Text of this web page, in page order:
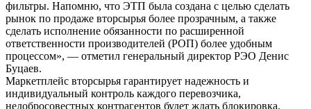
фильтры. Напомню, что ЭТП была создана с целью сделать
рынок по продаже вторсырья более прозрачным, а также
сделать исполнение обязанности по расширенной
ответственности производителей (РОП) более удобным
процессом», — отметил генеральный директор РЭО Денис
Буцаев.
Маркетплейс вторсырья гарантирует надежность и
индивидуальный контроль каждого перевозчика,
недобросовестных контрагентов будет ждать блокировка.